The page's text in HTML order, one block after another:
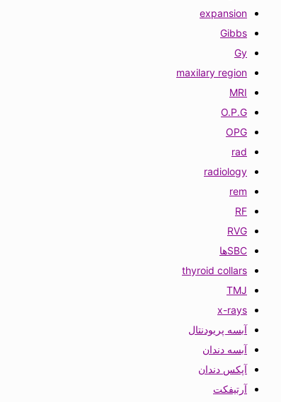
expansion
Gibbs
Gy
maxilary region
MRI
O.P.G
OPG
rad
radiology
rem
RF
RVG
SBCها
thyroid collars
TMJ
x-rays
آبسه پریودنتال
آبسه دندان
آپکس دندان
آرتیفکت